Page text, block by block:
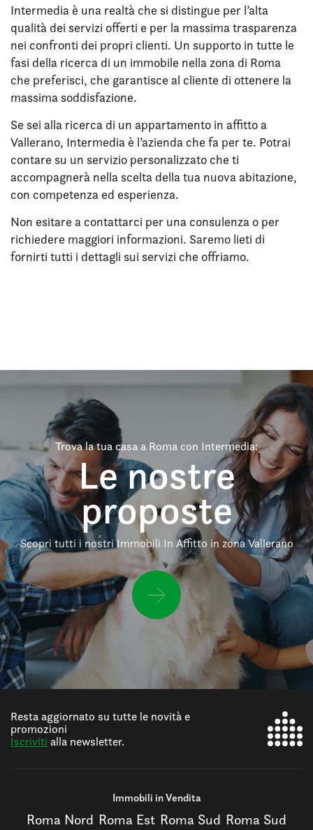
Intermedia è una realtà che si distingue per l’alta
qualità dei servizi offerti e per la massima trasparenza
nei confronti dei propri clienti. Un supporto in tutte le
fasi della ricerca di un immobile nella zona di Roma
che preferisci, che garantisce al cliente di ottenere la
massima soddisfazione.
Se sei alla ricerca di un appartamento in affitto a
Vallerano, Intermedia è l’azienda che fa per te. Potrai
contare su un servizio personalizzato che ti
accompagnerà nella scelta della tua nuova abitazione,
con competenza ed esperienza.
Non esitare a contattarci per una consulenza o per
richiedere maggiori informazioni. Saremo lieti di
fornirti tutti i dettagli sui servizi che offriamo.
Trova la tua casa a Roma con Intermedia:
Le nostre
proposte
Scopri tutti i nostri Immobili In Affitto in zona Vallerano
Resta aggiornato su tutte le novità e
promozioni
Iscriviti alla newsletter.
Immobili in Vendita
Roma Nord Roma Est Roma Sud Roma Sud